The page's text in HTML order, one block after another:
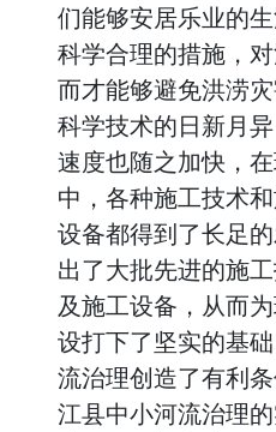
们能够安居乐业的
科学合理的措施，
而才能够避免洪涝
科学技术的日新月
速度也随之加快，
中，各种施工技术
设备都得到了长足
出了大批先进的施
及施工设备，从而
设打下了坚实的基
流治理创造了有利
江县中小河流治理